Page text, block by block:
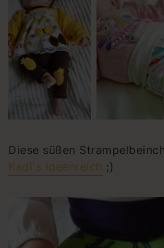
Diese süßen
Kadi's Ideenreich ;)